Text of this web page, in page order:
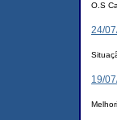
O.S
24/
19/